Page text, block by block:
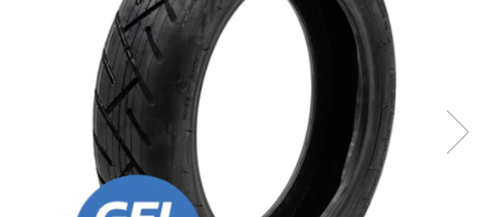
➔ Cu Cabina fara Permis
➔ Cu Cabina Inchisa
➔ Cu Remorca
➔ Cu Remorca Fara Permis
➔ Cu Volan
➔ Fara Permis
➔ 4000W